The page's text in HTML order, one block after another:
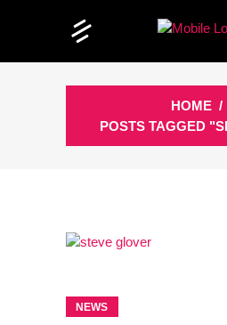
HOME /
POSTS TAGGED
NEWS